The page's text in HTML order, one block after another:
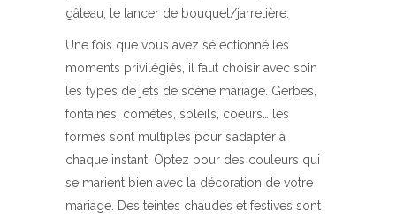
gâteau, le lancer de bouquet/jarretière.
Une fois que vous avez sélectionné les
moments privilégiés, il faut choisir avec soin
les types de jets de scène mariage. Gerbes,
fontaines, comètes, soleils, coeurs… les
formes sont multiples pour s’adapter à
chaque instant. Optez pour des couleurs qui
se marient bien avec la décoration de votre
mariage. Des teintes chaudes et festives sont